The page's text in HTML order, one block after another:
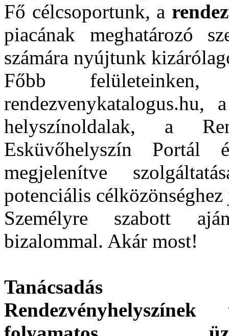
Fő célcsoportunk, a
piacának meghatározó
számára nyújtunk
Főbb
helyszínoldalak, a
Esküvőhelyszín
megjelenítve
potenciális
Személyre szabott
bizalommal. Akár most!
Tanácsadás
Rendezvényhelyszínek